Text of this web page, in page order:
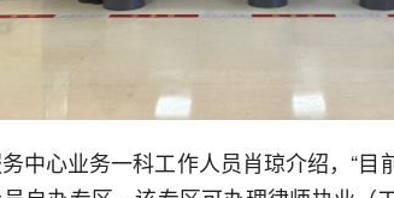
中心业务一科工作人员肖琼介绍，“